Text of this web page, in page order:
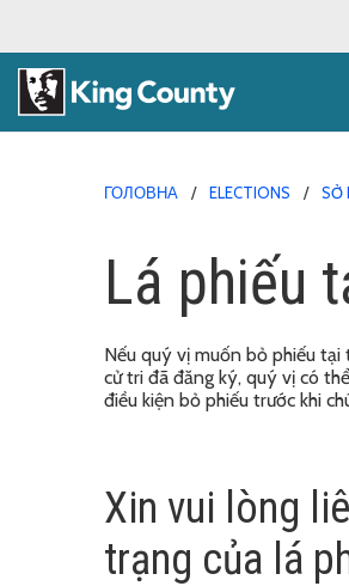
ГОЛОВНА ELECTIONS SỞ
Lá phiếu
Nếu quý vị muốn bỏ phiếu
cử tri đã đăng ký, quý vị có
điều kiện bỏ phiếu trước khi
Xin vui lòng
trạng của lá